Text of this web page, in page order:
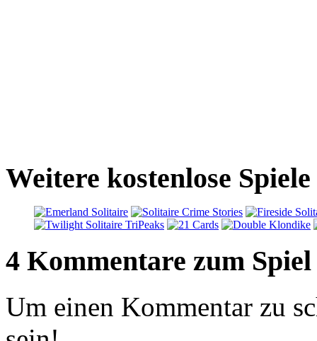
Weitere kostenlose
4 Kommentare zum Spiel
Um einen Kommentar zu